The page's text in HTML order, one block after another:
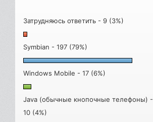
Затрудняюсь ответить - 9 (3%)
Symbian - 197 (79%)
Windows Mobile - 17 (6%)
Java (обычные кнопочные телефоны) -
10 (4%)